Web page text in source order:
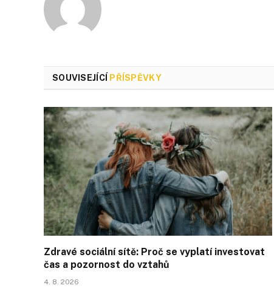
SOUVISEJÍCÍ PŘÍSPĚVKY
Zdravé sociální sítě: Proč se vyplatí investovat
čas a pozornost do vztahů
4. 8. 2026